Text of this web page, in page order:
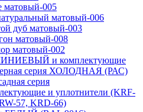
матовый-005
матовый-006
дуб матовый-003
матовый-008
матовый-002
и комплектующие
серия ХОЛОДНАЯ (РАС)
серия
и уплотнители (KRF-
57, KRD-66)